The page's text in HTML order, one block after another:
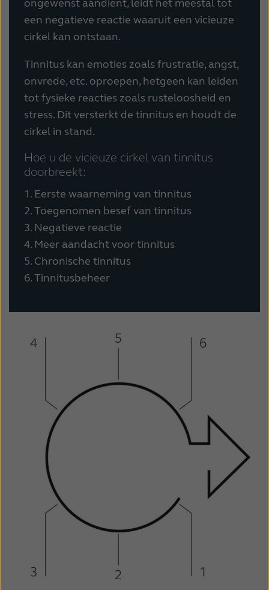
ongewenst aandient, leidt het meestal tot
een negatieve reactie waaruit een vicieuze
cirkel kan ontstaan.
Tinnitus kan emoties zoals frustratie, angst,
onvrede, etc. oproepen, hetgeen kan leiden
tot fysieke reacties zoals rusteloosheid en
stress. Dit versterkt de tinnitus en houdt de
cirkel in stand.
Hoe u de vicieuze cirkel van tinnitus
doorbreekt:
1. Eerste waarneming van tinnitus
2. Toegenomen besef van tinnitus
3. Negatieve reactie
4. Meer aandacht voor tinnitus
5. Chronische tinnitus
6. Tinnitusbeheer